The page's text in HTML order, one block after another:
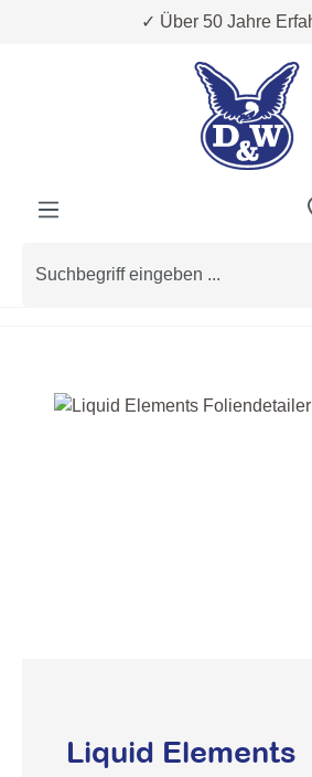
Zum Hauptinhalt springen
✓ Über 50 Jahre
Bildergalerie überspringen
Liquid Elements